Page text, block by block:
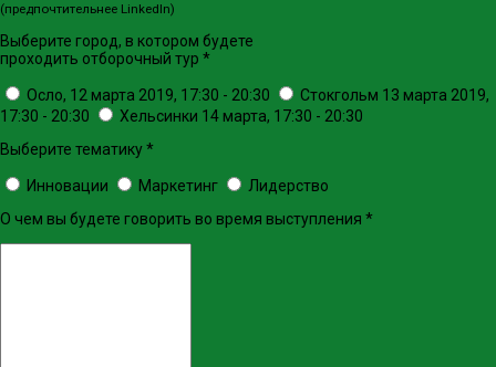
(предпочтительнее LinkedIn)
Выберите город, в котором будете
проходить отборочный тур *
Осло, 12 марта 2019, 17:30 - 20:30
Стокгольм 13 марта 2019,
17:30 - 20:30
Хельсинки 14 марта, 17:30 - 20:30
Выберите тематику*
Инновации Маркетинг
Лидерство
О чем вы будете говорить во время выступления *